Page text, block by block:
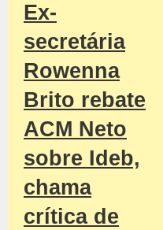
Ex-
secretária
Rowenna
Brito rebate
ACM Neto
sobre Ideb,
chama
crítica de